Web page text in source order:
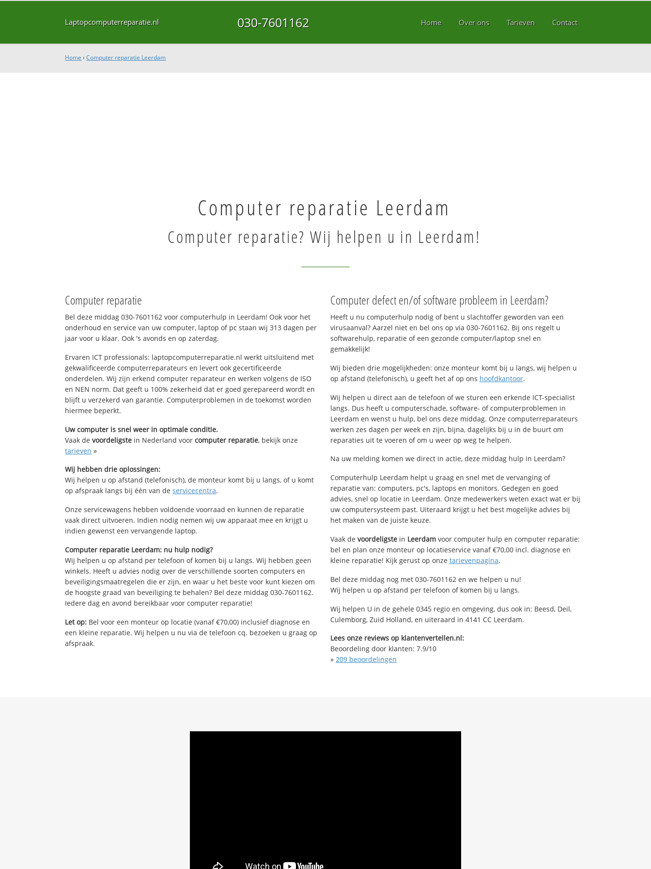
Laptopcomputerreparatie.nl 030-7601162 Home Over ons Tarieven Contact
Home ›Computer reparatie Leerdam
Computer reparatie Leerdam
Computer reparatie? Wij helpen u in Leerdam!
Computer reparatie
Bel deze middag 030-7601162 voor computerhulp in Leerdam! Ook voor het
onderhoud en service van uw computer, laptop of pc staan wij 313 dagen per
jaar voor u klaar. Ook 's avonds en op zaterdag.
Ervaren ICT professionals: laptopcomputerreparatie.nl werkt uitsluitend met
gekwalificeerde computerreparateurs en levert ook gecertificeerde
onderdelen. Wij zijn erkend computer reparateur en werken volgens de ISO
en NEN norm. Dat geeft u 100% zekerheid dat er goed gerepareerd wordt en
blijft u verzekerd van garantie. Computerproblemen in de toekomst worden
hiermee beperkt.
Uw computer is snel weer in optimale conditie.
Vaak devoordeligste in Nederland voorcomputer reparatie, bekijk onze
tarieven »
Wij hebben drie oplossingen:
Wij helpen u op afstand (telefonisch), de monteur komt bij u langs, of u komt
op afspraak langs bij één van deservicecentra.
Onze servicewagens hebben voldoende voorraad en kunnen de reparatie
vaak direct uitvoeren. Indien nodig nemen wij uw apparaat mee en krijgt u
indien gewenst een vervangende laptop.
Computer reparatie Leerdam: nu hulp nodig?
Wij helpen u op afstand per telefoon of komen bij u langs. Wij hebben geen
winkels. Heeft u advies nodig over de verschillende soorten computers en
beveiligingsmaatregelen die er zijn, en waar u het beste voor kunt kiezen om
de hoogste graad van beveiliging te behalen? Bel deze middag 030-7601162.
Iedere dag en avond bereikbaar voor computer reparatie!
Let op: Bel voor een monteur op locatie (vanaf €70,00) inclusief diagnose en
een kleine reparatie. Wij helpen u nu via de telefoon cq. bezoeken u graag op
afspraak.
Computer defect en/of software probleem in Leerdam?
Heeft u nu computerhulp nodig of bent u slachtoffer geworden van een
virusaanval? Aarzel niet en bel ons op via 030-7601162. Bij ons regelt u
softwarehulp, reparatie of een gezonde computer/laptop snel en
gemakkelijk!
Wij bieden drie mogelijkheden: onze monteur komt bij u langs, wij helpen u
op afstand (telefonisch), u geeft het af op ons hoofdkantoor.
Wij helpen u direct aan de telefoon of we sturen een erkende ICT-specialist
langs. Dus heeft u computerschade, software- of computerproblemen in
Leerdam en wenst u hulp, bel ons deze middag. Onze computerreparateurs
werken zes dagen per week en zijn, bijna, dagelijks bij u in de buurt om
reparaties uit te voeren of om u weer op weg te helpen.
Na uw melding komen we direct in actie, deze middag hulp in Leerdam?
Computerhulp Leerdam helpt u graag en snel met de vervanging of
reparatie van: computers, pc's, laptops en monitors. Gedegen en goed
advies, snel op locatie in Leerdam. Onze medewerkers weten exact wat er bij
uw computersysteem past. Uiteraard krijgt u het best mogelijke advies bij
het maken van de juiste keuze.
Vaak de voordeligste in Leerdam voor computer hulp en computer reparatie:
bel en plan onze monteur op locatieservice vanaf €70,00 incl. diagnose en
kleine reparatie! Kijk gerust op onze tarievenpagina.
Bel deze middag nog met 030-7601162 en we helpen u nu!
Wij helpen u op afstand per telefoon of komen bij u langs.
Wij helpen U in de gehele 0345 regio en omgeving, dus ook in: Beesd, Deil,
Culemborg, Zuid Holland, en uiteraard in 4141 CC Leerdam.
Lees onze reviews op klantenvertellen.nl:
Beoordeling door klanten: 7.9/10
» 209 beoordelingen